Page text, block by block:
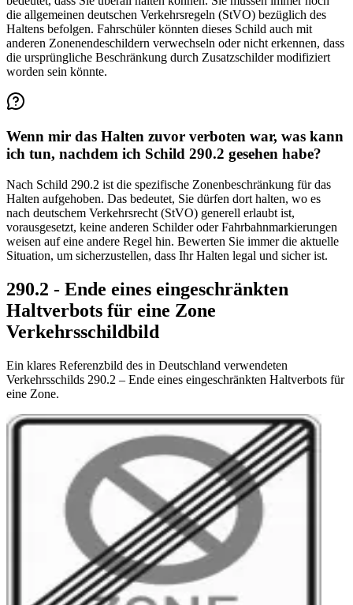
die allgemeinen deutschen Verkehrsregeln (StVO) bezüglich des
Haltens befolgen. Fahrschüler könnten dieses Schild auch mit
anderen Zonenendeschildern verwechseln oder nicht erkennen, dass
die ursprüngliche Beschränkung durch Zusatzschilder modifiziert
worden sein könnte.
Wenn mir das Halten zuvor verboten war, was kann
ich tun, nachdem ich Schild 290.2 gesehen habe?
Nach Schild 290.2 ist die spezifische Zonenbeschränkung für das
Halten aufgehoben. Das bedeutet, Sie dürfen dort halten, wo es
nach deutschem Verkehrsrecht (StVO) generell erlaubt ist,
vorausgesetzt, keine anderen Schilder oder Fahrbahnmarkierungen
weisen auf eine andere Regel hin. Bewerten Sie immer die aktuelle
Situation, um sicherzustellen, dass Ihr Halten legal und sicher ist.
290.2 - Ende eines eingeschränkten
Haltverbots für eine Zone
Verkehrsschildbild
Ein klares Referenzbild des in Deutschland verwendeten
Verkehrsschilds 290.2 – Ende eines eingeschränkten Haltverbots für
eine Zone.